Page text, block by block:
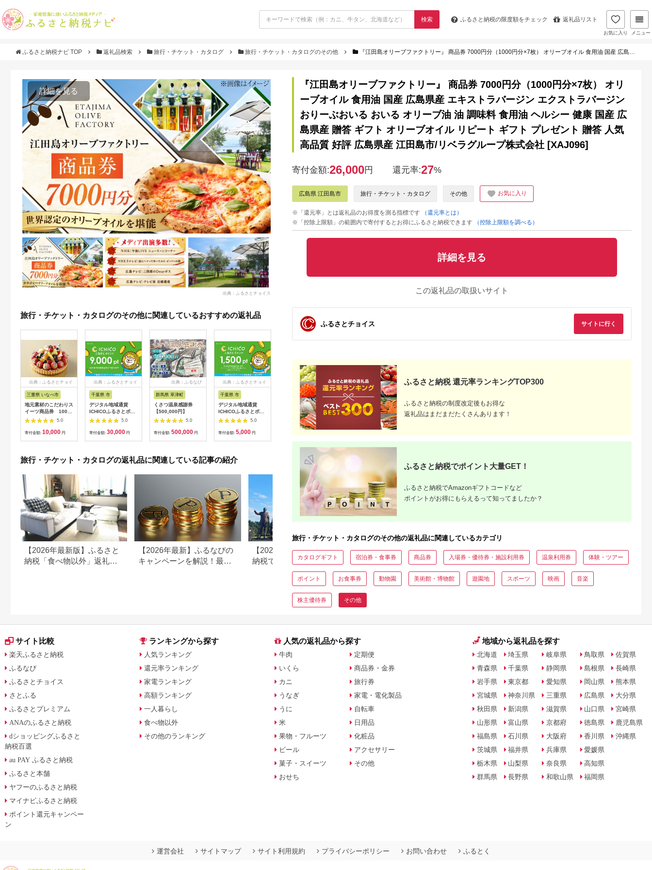
検索 ふるさと納税の限度額をチェック 返礼品リスト
お気に入り メニュー
ふるさと納税ナビ TOP 返礼品検索 旅行・チケット・カタログ 旅行・チケット・カタログのその他 『江田島オリーブファクトリー』 商品券 7000円分（1000円分×7枚） オリーブオイル 食用油 国産 広島県産 エキストラバージン エクストラバージン おりーぶおいる おいる オリーブ油 油 調味料 食用油 ヘルシー 健康 国産 広島県産 贈答 ギフト オリーブオイル リピート ギフト プレゼント 贈答 人気 高品質 好評 広島県産 江田島市/リベラグループ株式会社 [XAJ096]
詳細を見る
出典：ふるさとチョイス
旅行・チケット・カタログのその他に関連しているおすすめの返礼品
出典：ふるさとチョイ
三重県 いなべ市
地元素材のこだわりス
イーツ商品券 1000
円×3枚【1278103】
5.0
寄付金額: 10,000 円
出典：ふるさとチョイ
千葉県 市
デジタル地域通貨
ICHICOふるさとポイ
ント9,000pt
【12203-0221】
5.0
寄付金額: 30,000 円
出典：ふるなび
群馬県 草津町
くさつ温泉感謝券
【500,000円】
5.0
寄付金額: 500,000 円
出典：ふるさとチョイ
千葉県 市
デジタル地域通貨
ICHICOふるさとポイ
ント1,500pt
【12203-0284】
5.0
寄付金額: 5,000 円
出典：ふるなび
群馬県 草津町
くさつ温泉感謝券
【150,000円】
5.0
出典：ふるさとチョイ
ス
京都 府京都市
【一澤信三郎帆布】ギ
フト券 30000円分
5.0
出典：ふるさとチョイ
王滝村ふるさと応援商
品券3,000円分
出典：ふるさとチョイ
【長田農園に行こ
う!!】直売所で使える
お買物券 3,000円
旅行・チケット・カタログの返礼品に関連している記事の紹介
【2026年最新版】ふるさと
納税「食べ物以外」返礼品
【2026年最新】ふるなびの
キャンペーンを解説！最大
【2026年最新版】ふるさと
納税でディズニー返礼品は
もらえる？ホテル・チケッ
ト・公式グッズを徹底解説
ふるさと納税、年収いくら
で30万円寄付できる？おす
すめ返礼品も紹介
『江田島オリーブファクトリー』 商品券 7000円分（1000円分×7枚） オリ
ーブオイル 食用油 国産 広島県産 エキストラバージン エクストラバージン
おりーぶおいる おいる オリーブ油 油 調味料 食用油 ヘルシー 健康 国産 広
島県産 贈答 ギフト オリーブオイル リピート ギフト プレゼント 贈答 人気
高品質 好評 広島県産 江田島市/リベラグループ株式会社 [XAJ096]
寄付金額:26,000円 還元率:27%
広島県 江田島市 旅行・チケット・カタログ その他 お気に入り
※「還元率」とは返礼品のお得度を測る指標です
（還元率とは）
※「控除上限額」の範囲内で寄付するとお得にふるさと納税できます
（控除上限額を調べる）
詳細を見る
この返礼品の取扱いサイト
ふるさとチョイス サイトに行く
ふるさと納税 還元率ランキングTOP300
ふるさと納税の制度改定後もお得な
返礼品はまだまだたくさんあります！
ふるさと納税でポイント大量GET！
ふるさと納税でAmazonギフトコードなど
ポイントがお得にもらえるって知ってましたか？
旅行・チケット・カタログのその他の返礼品に関連しているカテゴリ
カタログギフト 宿泊券・食事券 商品券 入場券・優待券・施設利用券 温泉利用券 体験・ツアー
ポイント お食事券 動物園 美術館・博物館 遊園地 スポーツ 映画 音楽
株主優待券 その他
サイト比較
楽天ふるさと納税
ふるなび
ふるさとチョイス
さとふる
ふるさとプレミアム
ANAのふるさと納税
dショッピングふるさと
納税百選
au PAY ふるさと納税
ふるさと本舗
ヤフーのふるさと納税
マイナビふるさと納税
ポイント還元キャンペー
ン
ランキングから探す
人気ランキング
還元率ランキング
家電ランキング
高額ランキング
一人暮らし
食べ物以外
その他のランキング
人気の返礼品から探す
牛肉
いくら
カニ
うなぎ
うに
米
果物・フルーツ
ビール
菓子・スイーツ
おせち
定期便
商品券・金券
旅行券
家電・電化製品
自転車
日用品
化粧品
アクセサリー
その他
地域から返礼品を探す
北海道
青森県
岩手県
宮城県
秋田県
山形県
福島県
茨城県
栃木県
群馬県
埼玉県
千葉県
東京都
神奈川県
新潟県
富山県
石川県
福井県
山梨県
長野県
岐阜県
静岡県
愛知県
三重県
滋賀県
京都府
大阪府
兵庫県
奈良県
和歌山県
鳥取県
島根県
岡山県
広島県
山口県
徳島県
香川県
愛媛県
高知県
福岡県
佐賀県
長崎県
熊本県
大分県
宮崎県
鹿児島県
沖縄県
運営会社 サイトマップ サイト利用規約 プライバシーポリシー お問い合わせ ふるとく